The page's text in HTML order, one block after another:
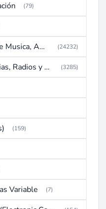
(79)
AUDIO (Equipos de Musica, Amplificadores, Reproductores, Etc) (24232)
Autoradio (Potencias, Radios y DVD) (3285)
(159)
Variable (7)